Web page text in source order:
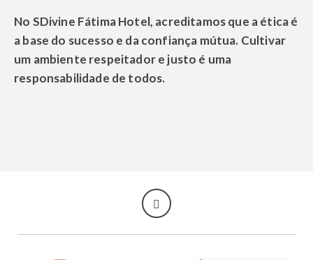
No SDivine Fátima Hotel, acreditamos que a ética é
a base do sucesso e da confiança mútua. Cultivar
um ambiente respeitador e justo é uma
responsabilidade de todos.